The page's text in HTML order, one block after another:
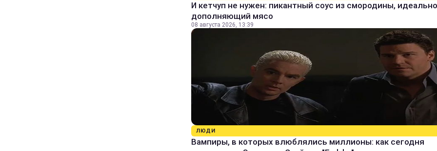
И кетчуп не нужен: пикантный соус из смородины, идеально
дополняющий мясо
08 августа 2026, 13:39
ЛЮДИ
Вампиры, в которых влюблялись миллионы: как сегодня